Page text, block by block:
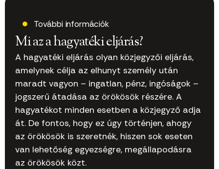
További információk
Mi az a hagyatéki eljárás?
A hagyatéki eljárás olyan közjegyzői eljárás,
amelynek célja az elhunyt személy után
maradt vagyon – ingatlan, pénz, ingóságok –
jogszerű átadása az örökösök részére. A
hagyatékot minden esetben a közjegyző adja
át. De fontos, hogy ez úgy történjen, ahogy
az örökösök is szeretnék, hiszen sok eseten
van lehetőség egyezségre, megállapodásra
az örökösök közt.